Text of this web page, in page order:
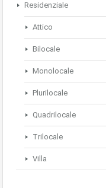
Residenziale
Attico
Bilocale
Monolocale
Plurilocale
Quadrilocale
Trilocale
Villa